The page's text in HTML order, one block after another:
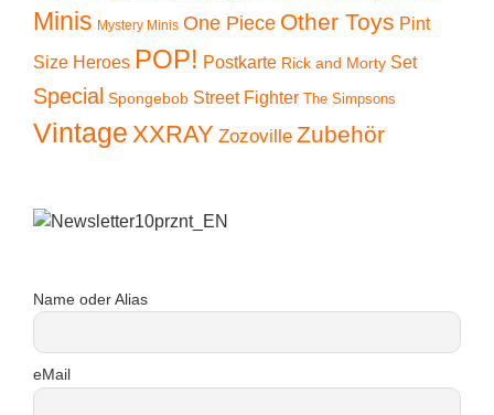
Minis Mystery Minis One Piece Other Toys Pint
Size Heroes POP! Postkarte Rick and Morty Set
Special Spongebob Street Fighter The Simpsons
Vintage XXRAY Zozoville Zubehör
Name oder Alias
eMail